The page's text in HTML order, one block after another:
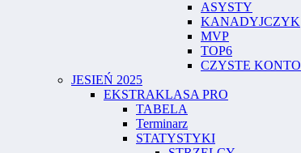
ASYSTY
KANADYJCZYK
MVP
TOP6
CZYSTE KONTO
JESIEŃ 2025
EKSTRAKLASA PRO
TABELA
Terminarz
STATYSTYKI